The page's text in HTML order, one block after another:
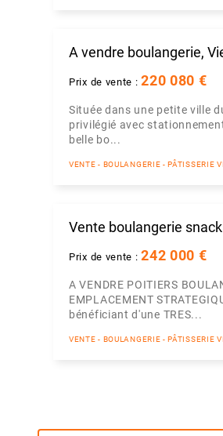
A vendre boulangerie,
Prix de vente :220 080 €
Située dans une petite ville
privilégié avec
belle bo...
VENTE - BOULANGERIE - PÂTISSERIE
Vente boulangerie
Prix de vente :242 000 €
A VENDRE POITIERS
EMPLACEMENT
bénéficiant d'une TRES...
VENTE - BOULANGERIE - PÂTISSERIE